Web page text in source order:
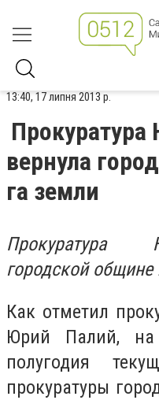
13:40, 17 липня 2013 р.
Прокуратура
вернула
га земли
Прокуратура
городской общине
Как отметил
Юрий Палий, на
полугодия
прокуратуры